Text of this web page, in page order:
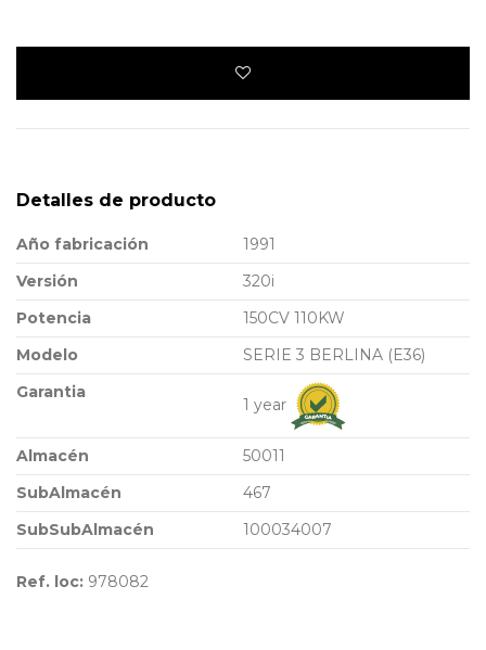
Detalles de producto
Año fabricación
1991
Versión
320i
Potencia
150CV 110KW
Modelo
SERIE 3 BERLINA (E36)
Garantia
1 year
Almacén
50011
SubAlmacén
467
SubSubAlmacén
100034007
Ref. loc: 978082